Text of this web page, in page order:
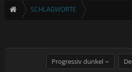
SCHLAGWORTE
Progressiv dunkel